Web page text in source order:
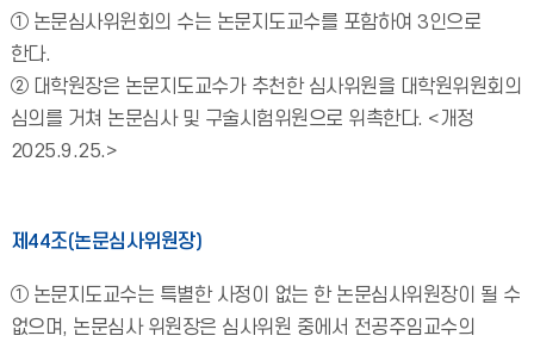
① 논문심사위윈회의 수는 논문지도교수를 포함하여 3인으로
한다.
② 대학원장은 논문지도교수가 추천한 심사위원을 대학원위원회의
심의를 거쳐 논문심사 및 구술시험위원으로 위촉한다. <개정
2025.9.25.>
제44조(논문심사위원장)
① 논문지도교수는 특별한 사정이 없는 한 논문심사위원장이 될 수
없으며, 논문심사 위원장은 심사위원 중에서 전공주임교수의